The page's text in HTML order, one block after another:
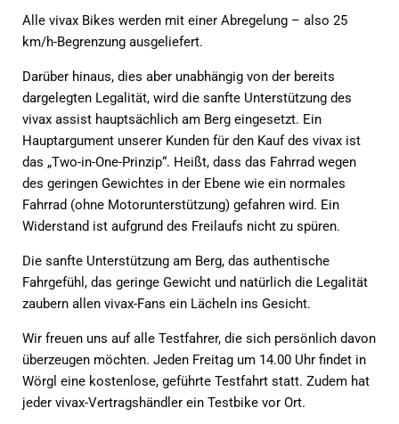
Alle vivax Bikes werden mit einer Abregelung – also 25
km/h-Begrenzung ausgeliefert.
Darüber hinaus, dies aber unabhängig von der bereits
dargelegten Legalität, wird die sanfte Unterstützung des
vivax assist hauptsächlich am Berg eingesetzt. Ein
Hauptargument unserer Kunden für den Kauf des vivax ist
das „Two-in-One-Prinzip“. Heißt, dass das Fahrrad wegen
des geringen Gewichtes in der Ebene wie ein normales
Fahrrad (ohne Motorunterstützung) gefahren wird. Ein
Widerstand ist aufgrund des Freilaufs nicht zu spüren.
Die sanfte Unterstützung am Berg, das authentische
Fahrgefühl, das geringe Gewicht und natürlich die Legalität
zaubern allen vivax-Fans ein Lächeln ins Gesicht.
Wir freuen uns auf alle Testfahrer, die sich persönlich davon
überzeugen möchten. Jeden Freitag um 14.00 Uhr findet in
Wörgl eine kostenlose, geführte Testfahrt statt. Zudem hat
jeder vivax-Vertragshändler ein Testbike vor Ort.